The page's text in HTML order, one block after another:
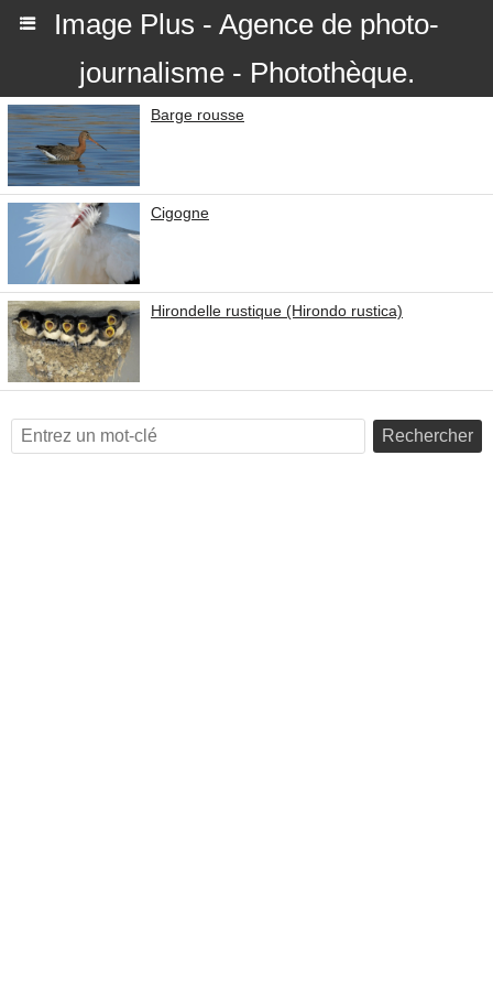
Image Plus - Agence de photo-
journalisme - Photothèque.
Barge rousse
Cigogne
Hirondelle rustique (Hirondo rustica)
Rechercher